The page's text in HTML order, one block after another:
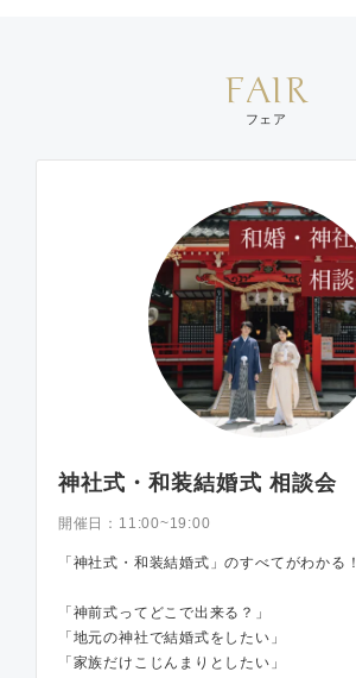
FAIR
フェア
神社式・和装結婚式 相談会
開催日： 11:00~19:00
「神社式・和装結婚式」のすべてがわかる！
「神前式ってどこで出来る？」
「地元の神社で結婚式をしたい」
「家族だけこじんまりとしたい」